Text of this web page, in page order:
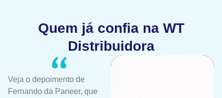
Quem já confia na WT
Distribuidora
Veja o depoimento de
Fernando da Paneer, que